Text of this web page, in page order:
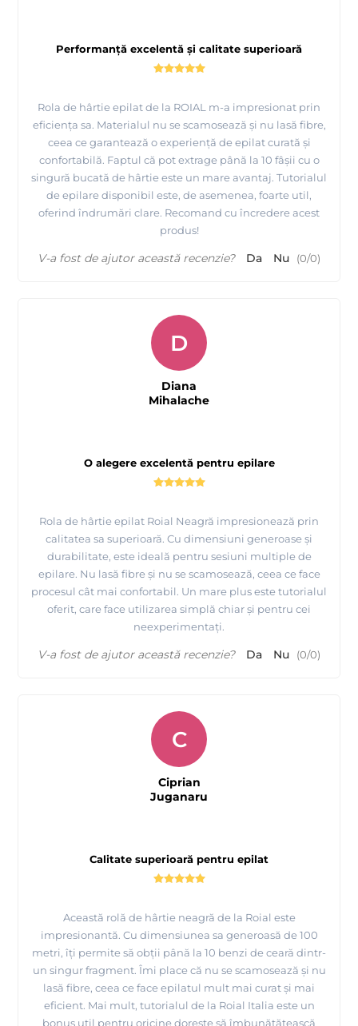
Performanță excelentă și calitate superioară
Rola de hârtie epilat de la ROIAL m-a impresionat prin
eficiența sa. Materialul nu se scamosează și nu lasă fibre,
ceea ce garantează o experiență de epilat curată și
confortabilă. Faptul că pot extrage până la 10 fâșii cu o
singură bucată de hârtie este un mare avantaj. Tutorialul
de epilare disponibil este, de asemenea, foarte util,
oferind îndrumări clare. Recomand cu încredere acest
produs!
V-a fost de ajutor această recenzie? Da Nu (0/0)
O alegere excelentă pentru epilare
Rola de hârtie epilat Roial Neagră impresionează prin
calitatea sa superioară. Cu dimensiuni generoase și
durabilitate, este ideală pentru sesiuni multiple de
epilare. Nu lasă fibre și nu se scamosează, ceea ce face
procesul cât mai confortabil. Un mare plus este tutorialul
oferit, care face utilizarea simplă chiar și pentru cei
neexperimentați.
D
Diana
Mihalache
V-a fost de ajutor această recenzie? Da Nu (0/0)
Calitate superioară pentru epilat
Această rolă de hârtie neagră de la Roial este
impresionantă. Cu dimensiunea sa generoasă de 100
metri, îți permite să obții până la 10 benzi de ceară dintr-
un singur fragment. Îmi place că nu se scamosează și nu
lasă fibre, ceea ce face epilatul mult mai curat și mai
eficient. Mai mult, tutorialul de la Roial Italia este un
bonus util pentru oricine dorește să îmbunătățească
C
Ciprian
Juganaru